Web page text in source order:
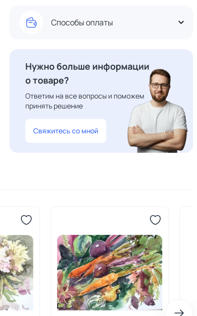
Способы оплаты
Нужно больше информации
о товаре?
Ответим на все вопросы и поможем
принять решение
Свяжитесь со мной